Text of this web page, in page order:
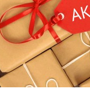
Вы получите
к употреблению,